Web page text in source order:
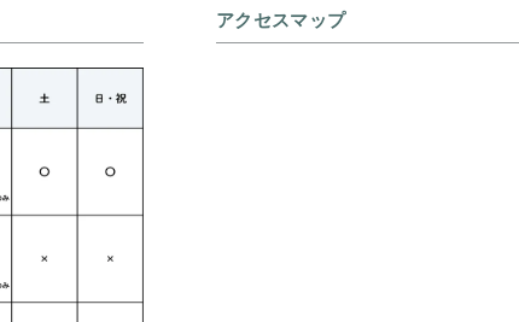
アクセスマップ